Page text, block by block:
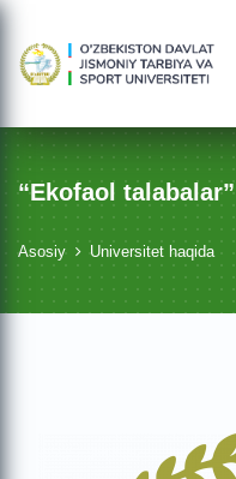
“Ekofaol talabalar”
Asosiy Universitet haqida